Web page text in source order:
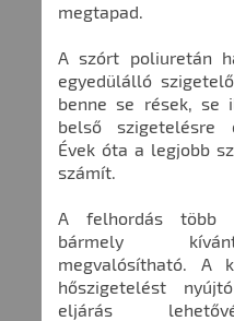
megtapad.
A szórt poliuretán
egyedülálló
benne se rések, se
belső szigetelésre
Évek óta a legjobb
számít.
A felhordás több
bármely
megvalósítható. A
hőszigetelést
eljárás